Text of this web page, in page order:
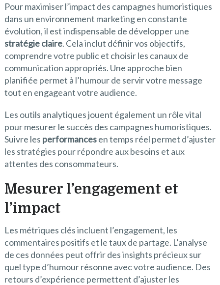
Pour maximiser l’impact des campagnes humoristiques
dans un environnement marketing en constante
évolution, il est indispensable de développer une
stratégie claire. Cela inclut définir vos objectifs,
comprendre votre public et choisir les canaux de
communication appropriés. Une approche bien
planifiée permet à l’humour de servir votre message
tout en engageant votre audience.
Les outils analytiques jouent également un rôle vital
pour mesurer le succès des campagnes humoristiques.
Suivre les performancesen temps réel permet d’ajuster
les stratégies pour répondre aux besoins et aux
attentes des consommateurs.
Mesurer l’engagement et
l’impact
Les métriques clés incluent l’engagement, les
commentaires positifs et le taux de partage. L’analyse
de ces données peut offrir des insights précieux sur
quel type d’humour résonne avec votre audience. Des
retours d’expérience permettent d’ajuster les